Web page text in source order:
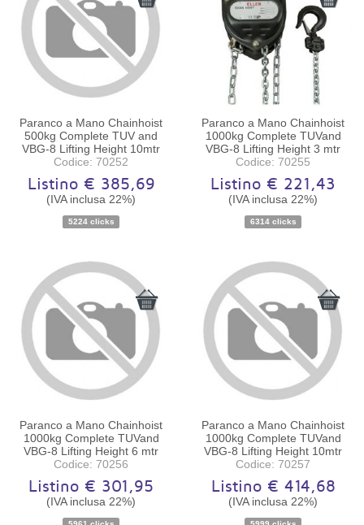
Disponibilità:Ordinabile
Paranco a Mano Chainhoist
500kg Complete TUV and
VBG-8 Lifting Height 10mtr
Codice: 70252
Listino € 385,69
(IVA inclusa 22%)
5224 clicks
Disponibilità:Ordinabile
Paranco a Mano Chainhoist
1000kg Complete TUVand
VBG-8 Lifting Height 3 mtr
Codice: 70255
Listino € 221,43
(IVA inclusa 22%)
6314 clicks
Disponibilità:Ordinabile
Paranco a Mano Chainhoist
1000kg Complete TUVand
VBG-8 Lifting Height 6 mtr
Codice: 70256
Listino € 301,95
(IVA inclusa 22%)
Disponibilità:Ordinabile
Paranco a Mano Chainhoist
1000kg Complete TUVand
VBG-8 Lifting Height 10mtr
Codice: 70257
Listino € 414,68
(IVA inclusa 22%)